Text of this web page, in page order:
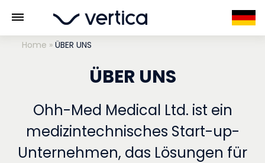
Home »ÜBER UNS
ÜBER UNS
Ohh-Med Medical Ltd. ist ein
medizintechnisches Start-up-
Unternehmen, das Lösungen für